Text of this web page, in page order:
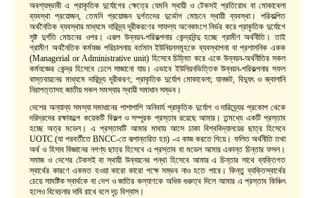
অবশ্যম্ভাবী এ প্রাকৃতিক দুর্যোগের ক্ষেত্রে যেমনি স্থায়ী ও টেকসই প্রতিরোধ বা মোকাবেলা
ব্যবস্থা প্রয়োজন, তেমনি প্রয়োজন দুর্গতদের দুর্ভোগ মোচনে স্থায়ী ব্যবস্থা। পরিকল্পিত
অর্থনৈতিক ব্যবস্থার মাধ্যমে দারিদ্র্য দূরীকরণের সাফল্য অনেকাংশে নির্ভর করে প্রাকৃতিক দুর্যোগে
সৃষ্ট দুর্গতি মোচনের ওপর। এরূপ উন্নয়ন-পরিকল্পনার কেন্দ্রবিন্দু হচ্ছে গ্রামীণ অর্থনীতি। তাই
গ্রামীণ অর্থনৈতিক কর্মযজ্ঞ পরিচালনায় বর্তমান ইউনিয়নসমূহকে ব্যবস্থাপনা বা প্রশাসনিক একক
(Managerial or Administrative unit) হিসেবে চিহ্নিত করে একে উন্নয়ন-অর্থনীতির সকল
কর্মযজ্ঞের কেন্দ্র হিসেবে ঢেলে সাজানো যায়। এভাবে ইউনিয়নভিত্তিক উন্নয়ন-পরিকল্পনার সফল
বাস্তবায়নের মাধ্যমে দারিদ্র্য দূরীকরণ; প্রাকৃতিক দুর্যোগ মোকাবেলা; যানজট, বিদ্যুৎ ও জ্বালানি
নিরাপত্তাসহ জাতীয় সকল সমস্যার স্থায়ী সমাধান সম্ভব।
দেশের অন্যান্য সমস্যা সমাধানের পাশাপাশি অনিবার্য প্রাকৃতিক দুর্যোগ ও দারিদ্র্যের প্রকোপ থেকে
দরিদ্রদের রক্ষাকল্পে কয়েকটি বিকল্প ও সম্পূরক প্রস্তাব রয়েছে আমার। তন্মধ্যে একটি প্রস্তাব
হচ্ছে অত্র মডেল। এ প্রস্তাবটি আমার মাথায় আসে ঢাকা বিশ্ববিদ্যালয়ের ছাত্র হিসেবে
UOTC (যা পরবর্তীতে BNCC-তে রূপান্তরিত হয়) -এ কাজ করতে গিয়ে। ফলিত অর্থনীতি তথা
অর্থ ও হিসাব বিজ্ঞানের নগণ্য ছাত্র হিসেবে এ প্রস্তাব বা মডেল আমার একান্ত চিন্তার ফসল।
সমাজ ও দেশের টেকসই বা স্থায়ী উন্নয়নের পন্থা হিসেবে আমার এ চিন্তার সাথে ব্যক্তিগত
স্বার্থের কারণে একমত হওয়া কারো কারো পক্ষে সম্ভব নাও হতে পারে। কিন্তু ব্যক্তিস্বার্থের
চেয়ে সামষ্টিক স্বার্থকে বা দেশ ও জাতির কল্যাণকে অধিক গুরুত্ব দিলে আমার এ প্রস্তাব কিঞ্চিৎ
হলেও বিবেচনার দাবি রাখে বলে দৃঢ় বিশ্বাস।